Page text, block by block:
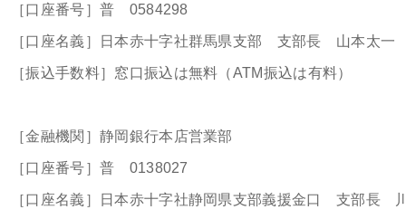
［口座番号］普 0584298
［口座名義］日本赤十字社群馬県支部 支部長 山本太一
［振込手数料］窓口振込は無料（ATM振込は有料）
［金融機関］静岡銀行本店営業部
［口座番号］普 0138027
［口座名義］日本赤十字社静岡県支部義援金口 支部長